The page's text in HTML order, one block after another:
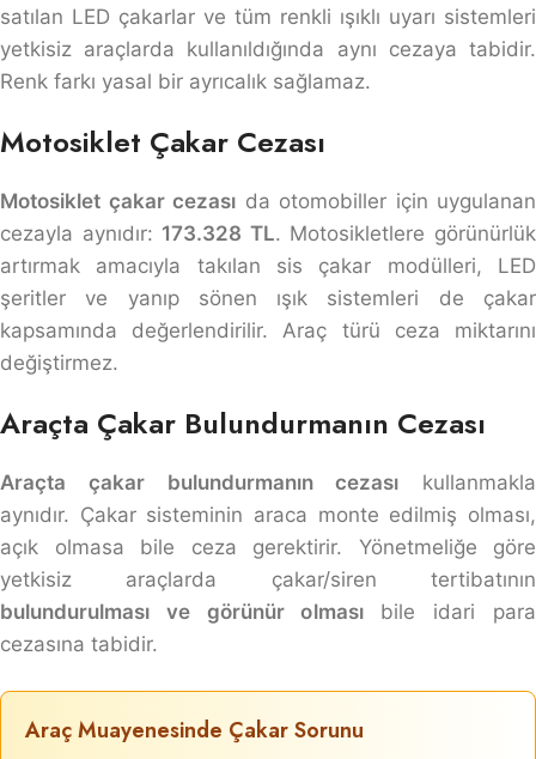
satılan LED çakarlar ve tüm renkli ışıklı uyarı sistemleri
yetkisiz araçlarda kullanıldığında aynı cezaya tabidir.
Renk farkı yasal bir ayrıcalık sağlamaz.
Motosiklet Çakar Cezası
Motosiklet çakar cezası da otomobiller için uygulanan
cezayla aynıdır: 173.328 TL. Motosikletlere görünürlük
artırmak amacıyla takılan sis çakar modülleri, LED
şeritler ve yanıp sönen ışık sistemleri de çakar
kapsamında değerlendirilir. Araç türü ceza miktarını
değiştirmez.
Araçta Çakar Bulundurmanın Cezası
Araçta çakar bulundurmanın cezası kullanmakla
aynıdır. Çakar sisteminin araca monte edilmiş olması,
açık olmasa bile ceza gerektirir. Yönetmeliğe göre
yetkisiz araçlarda çakar/siren tertibatının
bulundurulması ve görünür olmasıbile idari para
cezasına tabidir.
Araç Muayenesinde Çakar Sorunu